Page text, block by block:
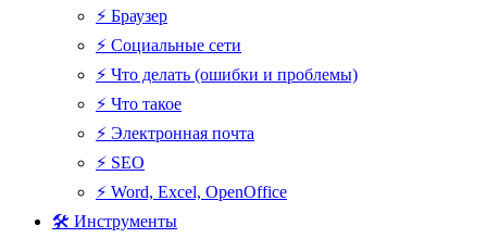
⚡ Браузер
⚡ Социальные сети
⚡ Что делать (ошибки и проблемы)
⚡ Что такое
⚡ Электронная почта
⚡ SEO
⚡ Word, Excel, OpenOffice
🛠 Инструменты